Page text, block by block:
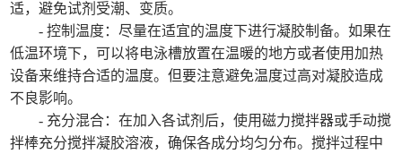
适，避免试剂受潮、变质。
- 控制温度：尽量在适宜的温度下进行凝胶制备。如果在
低温环境下，可以将电泳槽放置在温暖的地方或者使用加热
设备来维持合适的温度。但要注意避免温度过高对凝胶造成
不良影响。
- 充分混合：在加入各试剂后，使用磁力搅拌器或手动搅
拌棒充分搅拌凝胶溶液，确保各成分均匀分布。搅拌过程中